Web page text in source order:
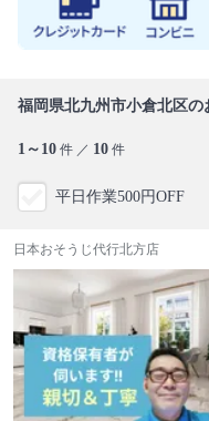
福岡県北九州市小倉北区
1～10 件 ／ 10 件
平日作業500円OFF
日本おそうじ代行北方店